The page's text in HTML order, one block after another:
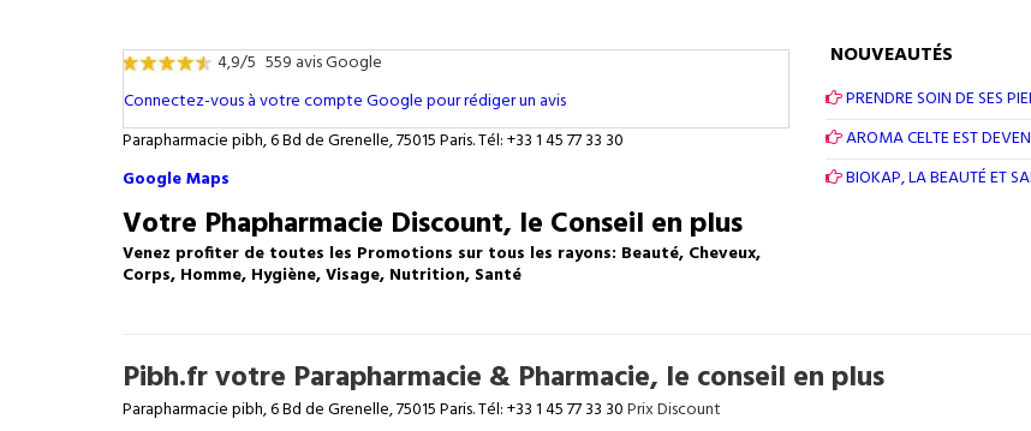
4,9/5 559 avis Google
Connectez-vous à votre compte Google pour rédiger un avis
Parapharmacie pibh, 6 Bd de Grenelle, 75015 Paris. Tél: +33 1 45 77 33 30
Google Maps
Votre Phapharmacie Discount, le Conseil en plus
Venez profiter de toutes les Promotions sur tous les rayons: Beauté, Cheveux,
Corps, Homme, Hygiène, Visage, Nutrition, Santé
NOUVEAUTÉS
PRENDRE SOIN DE SES
AROMA CELTE EST
BIOKAP, LA BEAUTÉ ET
Pibh.fr votre Parapharmacie & Pharmacie, le conseil en plus
Parapharmacie pibh, 6 Bd de Grenelle, 75015 Paris. Tél: +33 1 45 77 33 30Prix Discount